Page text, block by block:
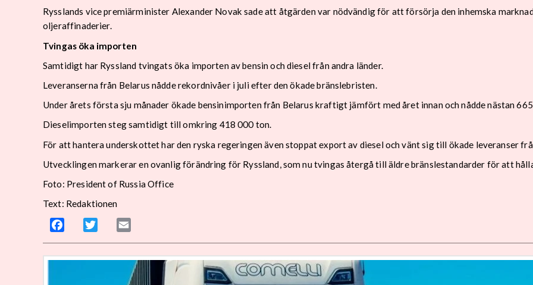
Rysslands vice premiärminister Alexander Novak sade att åtgärden var nödvändig för att försörja den inhemska
oljeraffinaderier.
Tvingas öka importen
Samtidigt har Ryssland tvingats öka importen av bensin och diesel från andra länder.
Leveranserna från Belarus nådde rekordnivåer i juli efter den ökade bränslebristen.
Under årets första sju månader ökade bensinimporten från Belarus kraftigt jämfört med året innan och nådde nästan
Dieselimporten steg samtidigt till omkring 418 000 ton.
För att hantera underskottet har den ryska regeringen även stoppat export av diesel och vänt sig till ökade leveranser
Utvecklingen markerar en ovanlig förändring för Ryssland, som nu tvingas återgå till äldre bränslestandarder för att
Foto: President of Russia Office
Text: Redaktionen
Facebook Twitter